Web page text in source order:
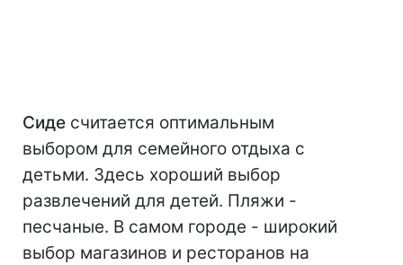
Сиде считается оптимальным
выбором для семейного отдыха с
детьми. Здесь хороший выбор
развлечений для детей. Пляжи -
песчаные. В самом городе - широкий
выбор магазинов и ресторанов на